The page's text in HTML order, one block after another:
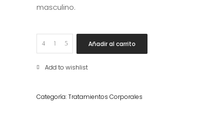
masculino.
Ginecomastia
quantity
Añadir al carrito
Add to wishlist
Categoría:Tratamientos Corporales